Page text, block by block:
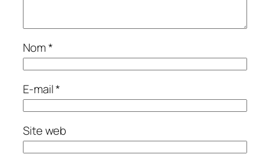
Nom*
E-mail*
Site web